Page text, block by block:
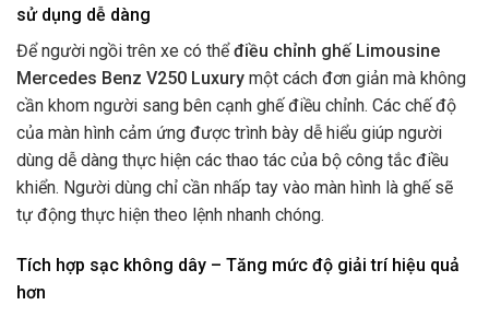
sử dụng dễ dàng
Để người ngồi trên xe có thểđiều chỉnh ghế Limousine
Mercedes Benz V250 Luxury một cách đơn giản mà không
cần khom người sang bên cạnh ghế điều chỉnh. Các chế độ
của màn hình cảm ứng được trình bày dễ hiểu giúp người
dùng dễ dàng thực hiện các thao tác của bộ công tắc điều
khiển. Người dùng chỉ cần nhấp tay vào màn hình là ghế sẽ
tự động thực hiện theo lệnh nhanh chóng.
Tích hợp sạc không dây – Tăng mức độ giải trí hiệu quả
hơn